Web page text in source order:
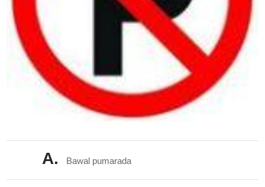
A. Bawal pumarada